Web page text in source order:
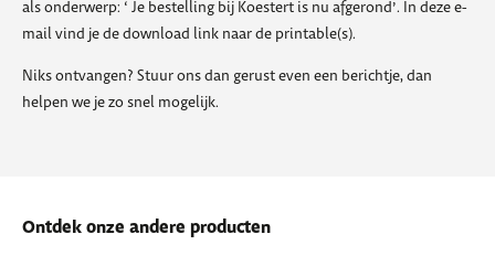
als onderwerp: ‘ Je bestelling bij Koestert is nu afgerond’. In deze e-
mail vind je de download link naar de printable(s).
Niks ontvangen? Stuur ons dan gerust even een berichtje, dan
helpen we je zo snel mogelijk.
Ontdek onze andere producten